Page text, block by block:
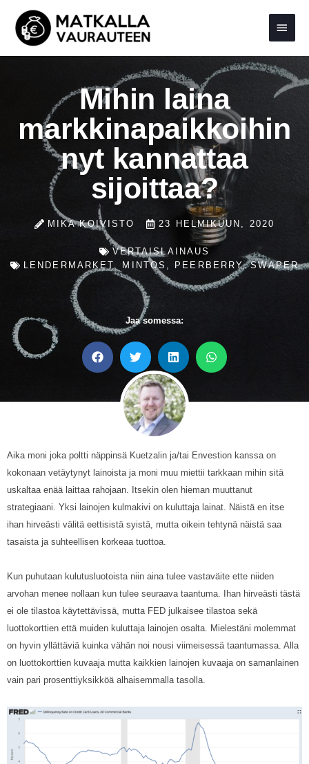
sisältöön
Mihin laina
markkinapaikkoihin
nyt kannattaa
sijoittaa?
MIKA KOIVISTO 23 HELMIKUUN, 2020
VERTAISLAINAUS
LENDERMARKET, MINTOS , PEERBERRY,SWAPER
Jaa somessa:
Aika moni joka poltti näppinsä Kuetzalin ja/tai Envestion kanssa on
kokonaan vetäytynyt lainoista ja moni muu miettii tarkkaan mihin sitä
uskaltaa enää laittaa rahojaan. Itsekin olen hieman muuttanut
strategiaani. Yksi lainojen kulmakivi on kuluttaja lainat. Näistä en itse
ihan hirveästi välitä eettisistä syistä, mutta oikein tehtynä näistä saa
tasaista ja suhteellisen korkeaa tuottoa.
Kun puhutaan kulutusluotoista niin aina tulee vastaväite ette niiden
arvohan menee nollaan kun tulee seuraava taantuma. Ihan hirveästi tästä
ei ole tilastoa käytettävissä, mutta FED julkaisee tilastoa sekä
luottokorttien että muiden kuluttaja lainojen osalta. Mielestäni molemmat
on hyvin yllättäviä kuinka vähän noi nousi viimeisessä taantumassa. Alla
on luottokorttien kuvaaja mutta kaikkien lainojen kuvaaja on samanlainen
vain pari prosenttiyksikköä alhaisemmalla tasolla.